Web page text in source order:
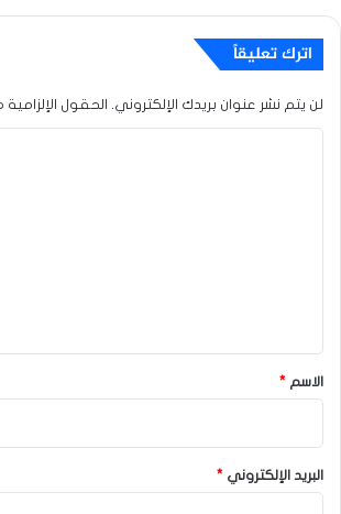
اترك تعليقاً
لن يتم نشر عنوان بريدك الإلكتروني. الحقول الإلزامية
*
الاسم *
البريد الإلكتروني *